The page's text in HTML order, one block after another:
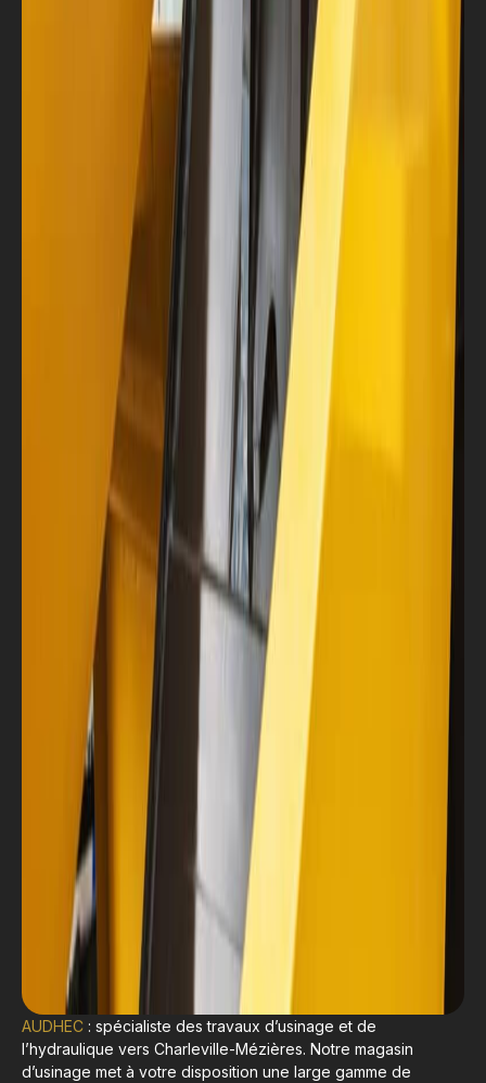
AUDHEC : spécialiste des travaux d’usinage et de
l’hydraulique vers Charleville-Mézières. Notre magasin
d’usinage met à votre disposition une large gamme de